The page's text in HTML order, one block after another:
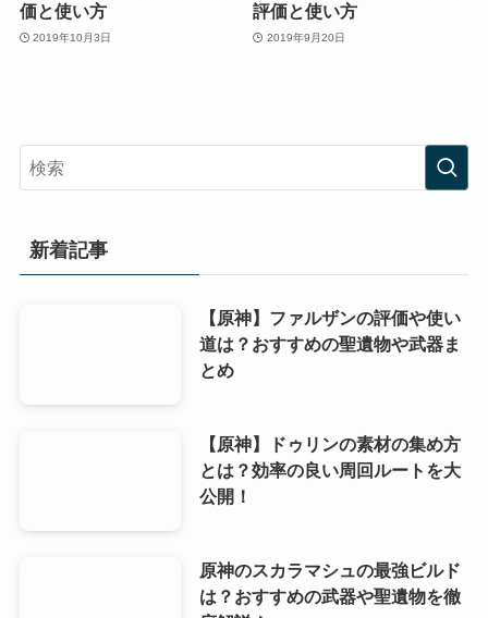
価と使い方
2019年10月3日
評価と使い方
2019年9月20日
新着記事
【原神】ファルザンの評価や使い
道は？おすすめの聖遺物や武器ま
とめ
【原神】ドゥリンの素材の集め方
とは？効率の良い周回ルートを大
公開！
原神のスカラマシュの最強ビルド
は？おすすめの武器や聖遺物を徹